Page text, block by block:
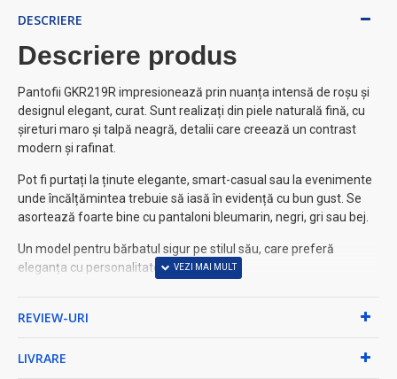
DESCRIERE
Descriere produs
Pantofii GKR219R impresionează prin nuanța intensă de roșu și
designul elegant, curat. Sunt realizați din piele naturală fină, cu
șireturi maro și talpă neagră, detalii care creează un contrast
modern și rafinat.
Pot fi purtați la ținute elegante, smart-casual sau la evenimente
unde încălțămintea trebuie să iasă în evidență cu bun gust. Se
asortează foarte bine cu pantaloni bleumarin, negri, gri sau bej.
Un model pentru bărbatul sigur pe stilul său, care preferă
eleganța cu personalitate.
Marimi disponibile pe calapoade romanesti
Ideali pentru tinutele casual;
REVIEW-URI
LIVRARE